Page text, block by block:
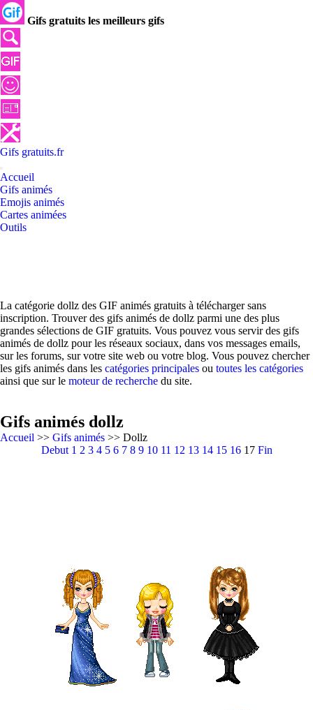
Gifs gratuits les meilleurs gifs
Gifs gratuits.fr
Accueil
Gifs animés
Emojis animés
Cartes animées
Outils
La catégorie dollz des GIF animés gratuits à télécharger sans
inscription. Trouver des gifs animés de dollz parmi une des plus
grandes sélections de GIF gratuits. Vous pouvez vous servir des gifs
animés de dollz pour les réseaux sociaux, dans vos messages emails,
sur les forums, sur votre site web ou votre blog. Vous pouvez chercher
les gifs animés dans les catégories principales ou toutes les catégories
ainsi que sur le moteur de recherche du site.
Gifs animés dollz
Accueil >> Gifs animés >> Dollz
Debut 1 2 3 4 5 6 7 8 9 10 11 12 13 14 15 16 17 Fin